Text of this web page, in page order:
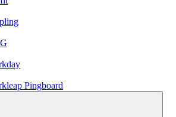
Pingboard